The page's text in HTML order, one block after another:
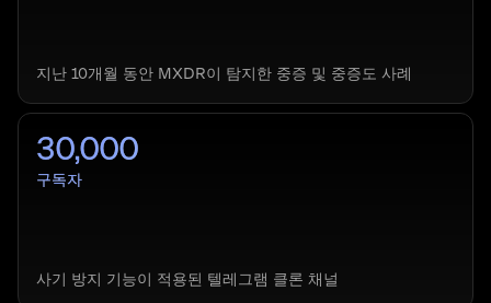
지난 10개월 동안 MXDR이 탐지한 중증 및 중증도 사례
30,000
구독자
사기 방지 기능이 적용된 텔레그램 클론 채널